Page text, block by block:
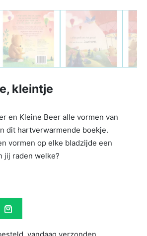
kleintje
en Kleine Beer alle vormen van
dit hartverwarmende boekje.
vormen op elke bladzijde een
jij raden welke?